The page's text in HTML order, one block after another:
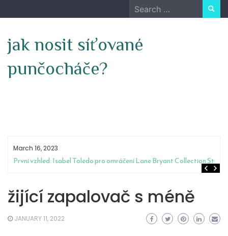
to
Search
for:
jak nosit síťované
punčocháče?
March 16, 2023
První vzhled: Isabel Toledo pro omráčení Lane Bryant Collection Stuns
žijící zapalovač s méně
JANUARY 11, 2022